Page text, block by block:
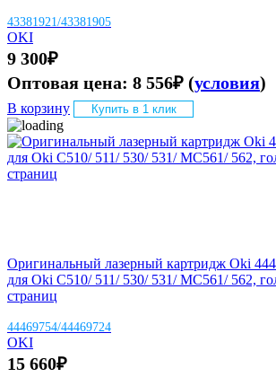
43381921/43381905
OKI
9 300₽
Оптовая цена: 8 556₽ (условия)
В корзину Купить в 1 клик
Оригинальный лазерный картридж Oki
для Oki C510/ 511/ 530/ 531/ MC561/ 562,
страниц
44469754/44469724
OKI
15 660₽